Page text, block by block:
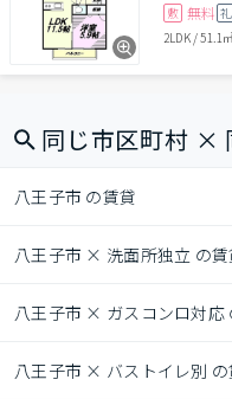
敷 無料 礼
2LDK/51.1
同じ市区町村 ×
八王子市 の賃貸
八王子市 × 洗面所独立 の賃
八王子市 × ガスコンロ対応
八王子市 × バストイレ別 の